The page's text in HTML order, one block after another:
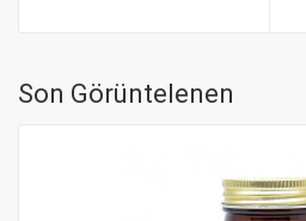
Son Görüntelenen